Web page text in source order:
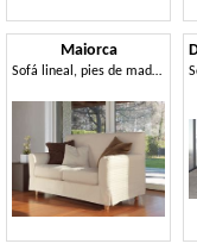
Maiorca
Sofá lineal, pies de madera maciza de haya, de moderna sala de estar